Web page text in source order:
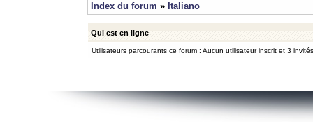
Index du forum » Italiano
Qui est en ligne
Utilisateurs parcourants ce forum : Aucun utilisateur inscrit et 3 invités